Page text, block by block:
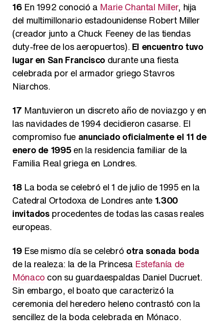
16En 1992 conoció a Marie Chantal Miller, hija
del multimillonario estadounidense Robert Miller
(creador junto a Chuck Feeney de las tiendas
duty-free de los aeropuertos). El encuentro tuvo
lugar en San Francisco durante una fiesta
celebrada por el armador griego Stavros
Niarchos.
17 Mantuvieron un discreto año de noviazgo y en
las navidades de 1994 decidieron casarse. El
compromiso fue anunciado oficialmente el 11 de
enero de 1995en la residencia familiar de la
Familia Real griega en Londres.
18La boda se celebró el 1 de julio de 1995 en la
Catedral Ortodoxa de Londres ante 1.300
invitados procedentes de todas las casas reales
europeas.
19Ese mismo día se celebró otra sonada boda
de la realeza: la de la Princesa Estefanía de
Mónaco con su guardaespaldas Daniel Ducruet.
Sin embargo, el boato que caracterizó la
ceremonia del heredero heleno contrastó con la
sencillez de la boda celebrada en Mónaco.